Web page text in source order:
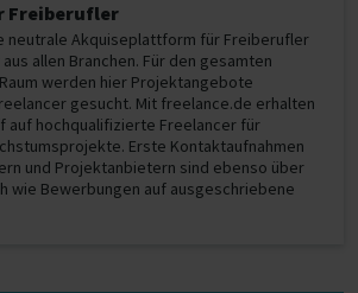
Freiberufler
neutrale Akquiseplattform für Freiberufler
allen Branchen. Für den gesamten
werden hier Projektangebote
gesucht. Mit freelance.de erhalten
auf hochqualifizierte Freelancer für
Erste Kontaktaufnahmen
und Projektanbietern sind ebenso über
wie Bewerbungen auf ausgeschriebene